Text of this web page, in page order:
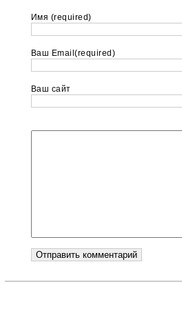
Имя (required)
Ваш Email(required)
Ваш сайт